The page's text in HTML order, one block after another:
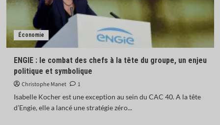
Économie
ENGIE : le combat des chefs à la tête du groupe, un enjeu
politique et symbolique
Christophe Manet
1
Isabelle Kocher est une exception au sein du CAC 40. A la tête
d’Engie, elle a lancé une stratégie zéro...